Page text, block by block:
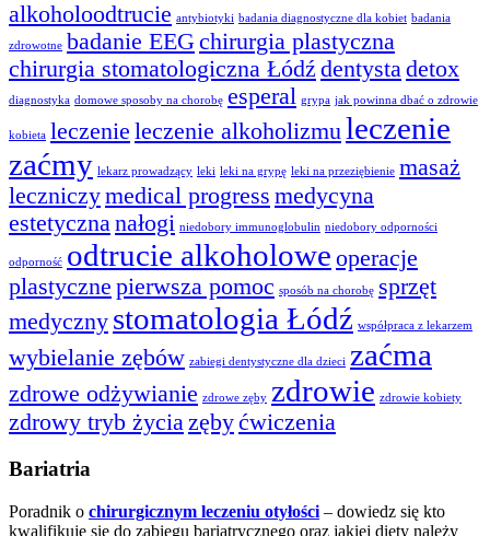
alkoholoodtrucie antybiotyki badania diagnostyczne dla kobiet badania
zdrowotne badanie EEGchirurgia plastyczna
chirurgia stomatologiczna Łódź dentystadetox
diagnostyka domowe sposoby na chorobę esperal grypa jak powinna dbać o zdrowie
kobieta leczenie leczenie alkoholizmuleczenie
zaćmy lekarz prowadzący leki leki na grypę leki na przeziębienie masaż
leczniczymedical progress medycyna
estetycznanałogi niedobory immunoglobulin niedobory odporności
odporność odtrucie alkoholowe operacje
plastyczne pierwsza pomoc sposób na chorobę sprzęt
medyczny stomatologia Łódź współpraca z lekarzem
wybielanie zębów zabiegi dentystyczne dla dzieci zaćma
zdrowe odżywianie zdrowe zęby zdrowie zdrowie kobiety
zdrowy tryb życiazębyćwiczenia
Bariatria
Poradnik o chirurgicznym leczeniu otyłości – dowiedz się kto
kwalifikuje się do zabiegu bariatrycznego oraz jakiej diety należy